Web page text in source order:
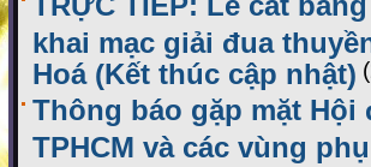
khai mạc giải đua
Hoá (Kết thúc cập nhật)
Thông báo gặp mặt
TPHCM và các vùng